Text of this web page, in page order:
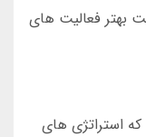
بهتر فعالیت های
استراتژی های